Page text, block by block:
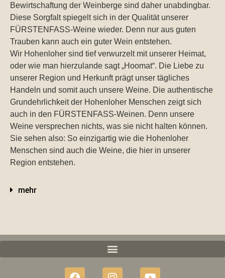
Bewirtschaftung der Weinberge sind daher unabdingbar.
Diese Sorgfalt spiegelt sich in der Qualität unserer
FÜRSTENFASS-Weine wieder. Denn nur aus guten
Trauben kann auch ein guter Wein entstehen.
Wir Hohenloher sind tief verwurzelt mit unserer Heimat,
oder wie man hierzulande sagt „Hoomat“. Die Liebe zu
unserer Region und Herkunft prägt unser tägliches
Handeln und somit auch unsere Weine. Die authentische
Grundehrlichkeit der Hohenloher Menschen zeigt sich
auch in den FÜRSTENFASS-Weinen. Denn unsere
Weine versprechen nichts, was sie nicht halten können.
Sie sehen also: So einzigartig wie die Hohenloher
Menschen sind auch die Weine, die hier in unserer
Region entstehen.
mehr